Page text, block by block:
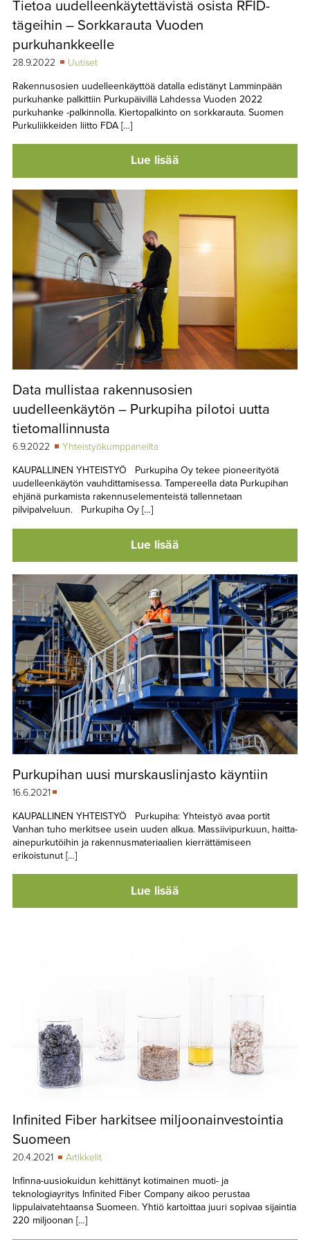
TAPAHTUMAT
YHTEYSTIEDOT
Tietoa uudelleenkäytettävistä osista RFID-
tägeihin – Sorkkarauta Vuoden
purkuhankkeelle
28.9.2022
Uutiset
Rakennusosien uudelleenkäyttöä datalla edistänyt Lamminpään
purkuhanke palkittiin Purkupäivillä Lahdessa Vuoden 2022
purkuhanke -palkinnolla. Kiertopalkinto on sorkkarauta. Suomen
Purkuliikkeiden liitto FDA […]
Lue lisää
Data mullistaa rakennusosien
uudelleenkäytön – Purkupiha pilotoi uutta
tietomallinnusta
6.9.2022
Yhteistyökumppaneilta
KAUPALLINEN YHTEISTYÖ Purkupiha Oy tekee pioneerityötä
uudelleenkäytön vauhdittamisessa. Tampereella data Purkupihan
ehjänä purkamista rakennuselementeistä tallennetaan
pilvipalveluun. Purkupiha Oy […]
Lue lisää
Purkupihan uusi murskauslinjasto käyntiin
16.6.2021
KAUPALLINEN YHTEISTYÖ Purkupiha: Yhteistyö avaa portit
Vanhan tuho merkitsee usein uuden alkua. Massiivipurkuun, haitta-
ainepurkutöihin ja rakennusmateriaalien kierrättämiseen
erikoistunut […]
Lue lisää
Infinited Fiber harkitsee miljoonainvestointia
Suomeen
20.4.2021
Artikkelit
Infinna-uusiokuidun kehittänyt kotimainen muoti- ja
teknologiayritys Infinited Fiber Company aikoo perustaa
lippulaivatehtaansa Suomeen. Yhtiö kartoittaa juuri sopivaa sijaintia
220 miljoonan […]